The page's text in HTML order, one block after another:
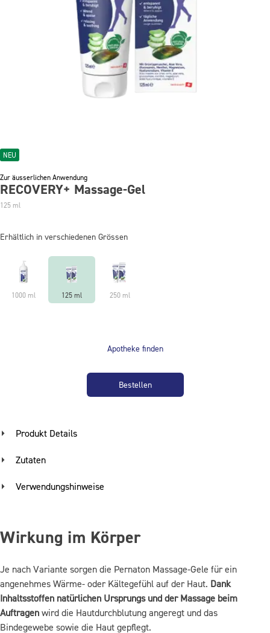
NEU
Zur äusserlichen Anwendung
RECOVERY+ Massage-Gel
125 ml
Erhältlich in verschiedenen Grössen
1000 ml 125 ml 250 ml
Apotheke finden
Bestellen
Produkt Details
Kühlend Menthol
Aloe Vera Hyaluronsäure
Zutaten
Verwendungshinweise
Wirkung im Körper
Je nach Variante sorgen die Pernaton Massage-Gele für ein
angenehmes Wärme- oder Kältegefühl auf der Haut. Dank
Inhaltsstoffen natürlichen Ursprungs und der Massage beim
Auftragen wird die Hautdurchblutung angeregt und das
Bindegewebe sowie die Haut gepflegt.